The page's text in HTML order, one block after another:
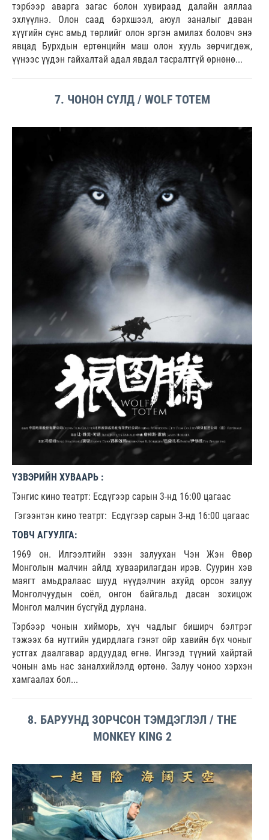
тэрбээр аварга загас болон хувираад далайн аяллаа
эхлүүлнэ. Олон саад бэрхшээл, аюул заналыг даван
хүүгийн сүнс амьд төрлийг олон эргэн амилах боловч энэ
явцад Бурхдын ертөнцийн маш олон хууль зөрчигдөж,
үүнээс үүдэн гайхалтай адал явдал тасралтгүй өрнөнө...
7. ЧОНОН СҮЛД / WOLF TOTEM
ҮЗВЭРИЙН ХУВААРЬ :
Тэнгис кино театрт: Есдүгээр сарын 3-нд 16:00 цагаас
Гэгээнтэн кино театрт: Есдүгээр сарын 3-нд 16:00 цагаас
ТОВЧ АГУУЛГА:
1969 он. Илгээлтийн эзэн залуухан Чэн Жэн Өвөр
Монголын малчин айлд хуваарилагдан ирэв. Суурин хэв
маягт амьдралаас шууд нүүдэлчин ахуйд орсон залуу
Монголчуудын соёл, онгон байгальд дасан зохицож
Монгол малчин бүсгүйд дурлана.
Тэрбээр чонын хийморь, хүч чадлыг биширч бэлтрэг
тэжээх ба нутгийн удирдлага гэнэт ойр хавийн бүх чоныг
устгах даалгавар ардуудад өгнө. Ингээд түүний хайртай
чонын амь нас заналхийлэлд өртөнө. Залуу чоноо хэрхэн
хамгаалах бол...
8. БАРУУНД ЗОРЧСОН ТЭМДЭГЛЭЛ / THE
MONKEY KING 2